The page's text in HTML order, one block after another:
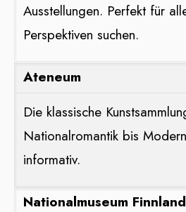
Ausstellungen. Perfekt für
Perspektiven suchen.
Ateneum
Die klassische
Nationalromantik bis
informativ.
Nationalmuseum